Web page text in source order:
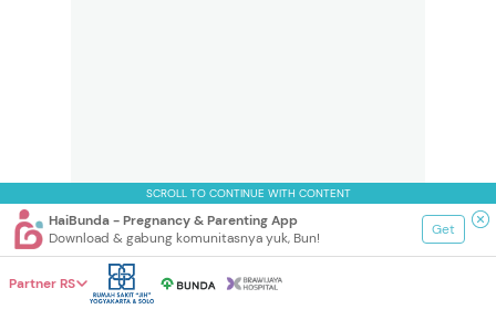
SCROLL TO CONTINUE WITH CONTENT
HaiBunda - Pregnancy & Parenting App
Download & gabung komunitasnya yuk, Bun!
Get
Partner RS